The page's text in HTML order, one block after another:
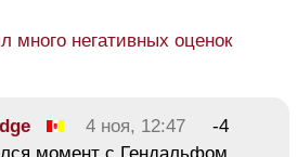
много негативных оценок
4 ноя, 12:47
-4